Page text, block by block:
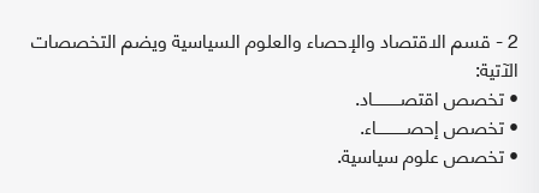
2 - قسم الاقتصاد والإحصاء والعلوم السياسية ويضم التخصصات
الآتية:
• تخصص اقتصـــــــــــاد.
• تخصص إحصــــــــــــاء.
• تخصص علوم سياسية.